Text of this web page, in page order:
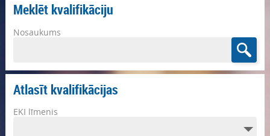
Meklēt kvalifikāciju
Nosaukums
Atlasīt kvalifikācijas
EKI līmenis